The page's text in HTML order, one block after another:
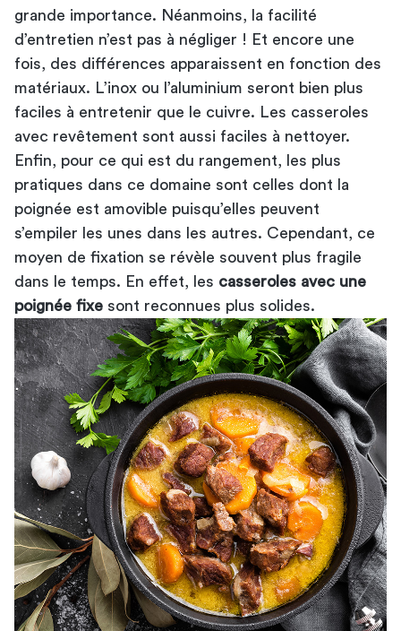
grande importance. Néanmoins, la facilité
d’entretien n’est pas à négliger ! Et encore une
fois, des différences apparaissent en fonction des
matériaux. L’inox ou l’aluminium seront bien plus
faciles à entretenir que le cuivre. Les casseroles
avec revêtement sont aussi faciles à nettoyer.
Enfin, pour ce qui est du rangement, les plus
pratiques dans ce domaine sont celles dont la
poignée est amovible puisqu’elles peuvent
s’empiler les unes dans les autres. Cependant, ce
moyen de fixation se révèle souvent plus fragile
dans le temps. En effet, les casseroles avec une
poignée fixe sont reconnues plus solides.